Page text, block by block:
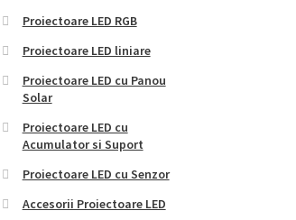
Proiectoare LED RGB
Proiectoare LED liniare
Proiectoare LED cu Panou
Solar
Proiectoare LED cu
Acumulator si Suport
Proiectoare LED cu Senzor
Accesorii Proiectoare LED